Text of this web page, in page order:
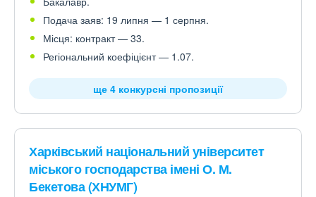
Подача заяв: 19 липня — 1 серпня.
Місця: контракт — 33.
Регіональний коефіцієнт — 1.07.
ще 4 конкурсні пропозиції
Харківський національний університет
міського господарства імені О. М.
Бекетова (ХНУМГ)